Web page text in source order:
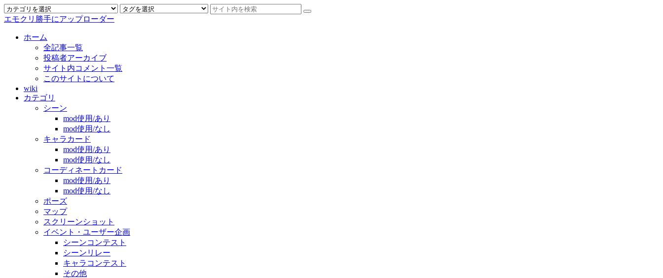
エモクリ勝手にアップローダー
ホーム
全記事一覧
投稿者アーカイブ
サイト内コメント一覧
このサイトについて
wiki
カテゴリ
シーン
mod使用/あり
mod使用/なし
キャラカード
mod使用/あり
mod使用/なし
コーディネートカード
mod使用/あり
mod使用/なし
ポーズ
マップ
スクリーンショット
イベント・ユーザー企画
シーンコンテスト
シーンリレー
キャラコンテスト
その他